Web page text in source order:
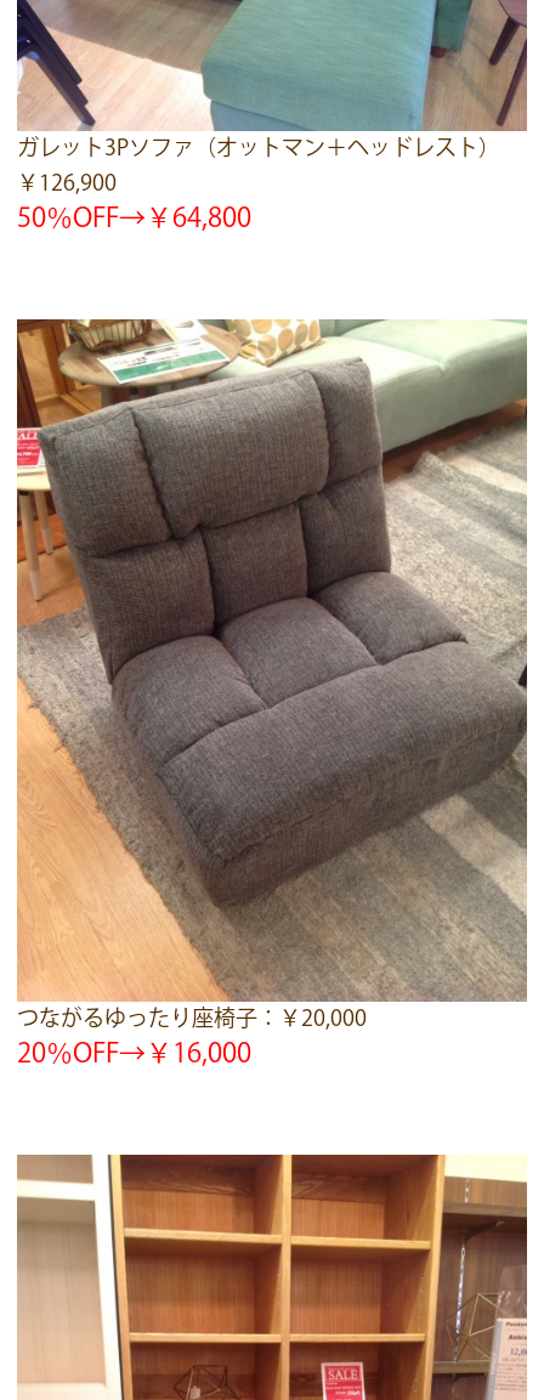
ガレット3Pソファ（オットマン＋ヘッドレスト）
￥126,900
50％OFF→￥64,800
つながるゆったり座椅子：￥20,000
20％OFF→￥16,000